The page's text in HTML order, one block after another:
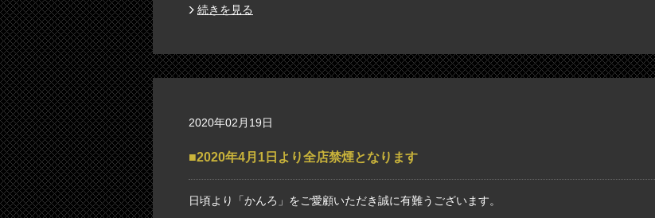
続きを見る
2020年02月19日
■2020年4月1日より全店禁煙となります
日頃より「かんろ」をご愛顧いただき誠に有難うございます。